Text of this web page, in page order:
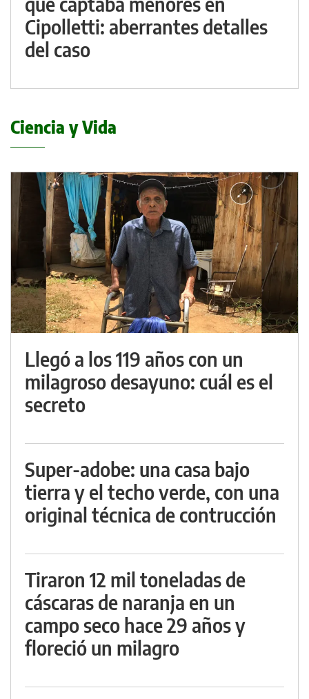
Cipolletti: aberrantes detalles
del caso
Ciencia y Vida
Llegó a los 119 años con un
milagroso desayuno: cuál es el
secreto
Super-adobe: una casa bajo
tierra y el techo verde, con una
original técnica de contrucción
Tiraron 12 mil toneladas de
cáscaras de naranja en un
campo seco hace 29 años y
floreció un milagro